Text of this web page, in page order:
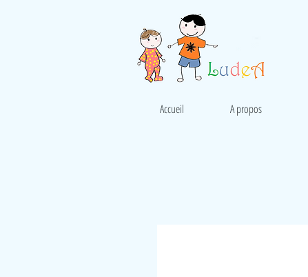
Accueil A propos